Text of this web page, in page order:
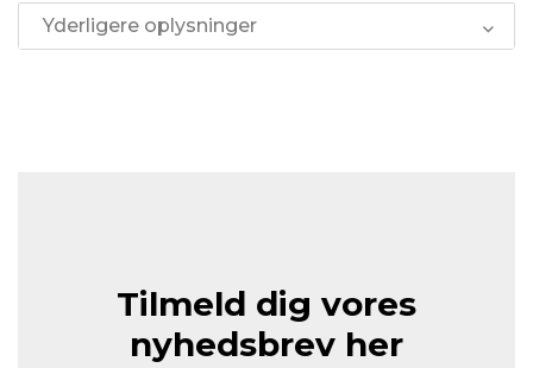
Yderligere oplysninger
Tilmeld dig vores
nyhedsbrev her